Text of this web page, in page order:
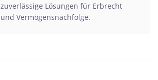
zuverlässige Lösungen für Erbrecht
und Vermögensnachfolge.